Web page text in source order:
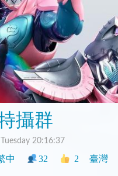
攝群
20:16:37
中 32 2 臺灣